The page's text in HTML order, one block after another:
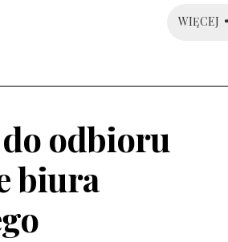
WIĘCEJ
odbioru
biura